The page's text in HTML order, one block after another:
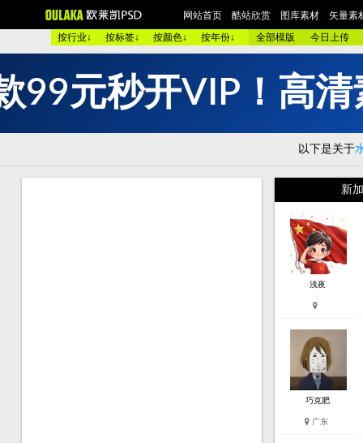
网站首页 酷站欣赏 图库素材
矢量素
按行业↓
按标签↓ 按颜色↓ 按年份↓ 全部模版 今日上传
图 库： 欧美酷图 平面设计 艺术摄影 包装设计 时装展示
颜 色 >> 黑色酷站 白色酷站 红色酷站 蓝色酷站
汽车交通 美容化妆
购物商店 网络游戏 个人网站 集团企业 酒店宾馆
数码相机 珠宝首饰
蓝色模板 紫色模板
欧莱凯APP端下载
99元秒开V P ！ 高清
以下是关于
新
浅夜
巧克肥
广东